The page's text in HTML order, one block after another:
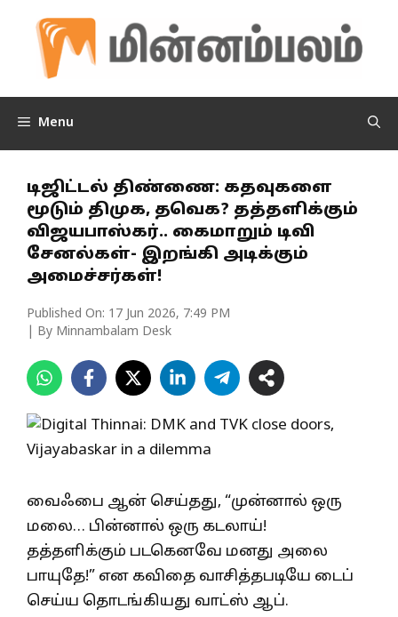
content
Menu
டிஜிட்டல் திண்ணை: கதவுகளை
மூடும் திமுக, தவெக? தத்தளிக்கும்
விஜயபாஸ்கர்.. கைமாறும் டிவி
சேனல்கள்- இறங்கி அடிக்கும்
அமைச்சர்கள்!
Published On: 17 Jun 2026, 7:49 PM
| By Minnambalam Desk
வைஃபை ஆன் செய்தது, “முன்னால் ஒரு
மலை… பின்னால் ஒரு கடலாய்!
தத்தளிக்கும் படகெனவே மனது அலை
பாயுதே!” என கவிதை வாசித்தபடியே டைப்
செய்ய தொடங்கியது வாட்ஸ் ஆப்.